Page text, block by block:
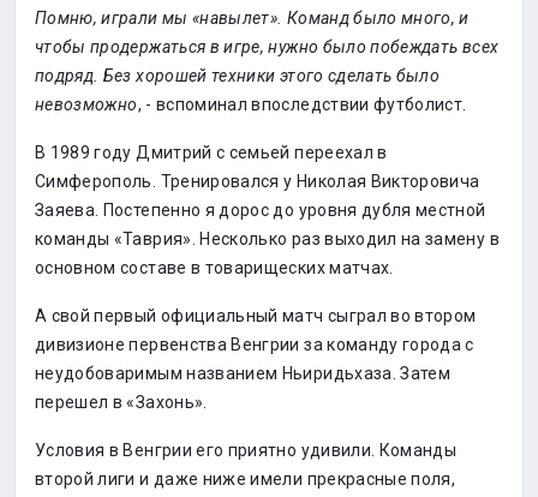
Помню, играли мы «навылет». Команд было много, и
чтобы продержаться в игре, нужно было побеждать всех
подряд. Без хорошей техники этого сделать было
невозможно, - вспоминал впоследствии футболист.
В 1989 году Дмитрий с семьей переехал в
Симферополь. Тренировался у Николая Викторовича
Заяева. Постепенно я дорос до уровня дубля местной
команды «Таврия». Несколько раз выходил на замену в
основном составе в товарищеских матчах.
А свой первый официальный матч сыграл во втором
дивизионе первенства Венгрии за команду города с
неудобоваримым названием Ньиридьхаза. Затем
перешел в «Захонь».
Условия в Венгрии его приятно удивили. Команды
второй лиги и даже ниже имели прекрасные поля,